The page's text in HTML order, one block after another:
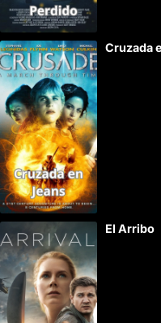
Cruzada
El Arribo